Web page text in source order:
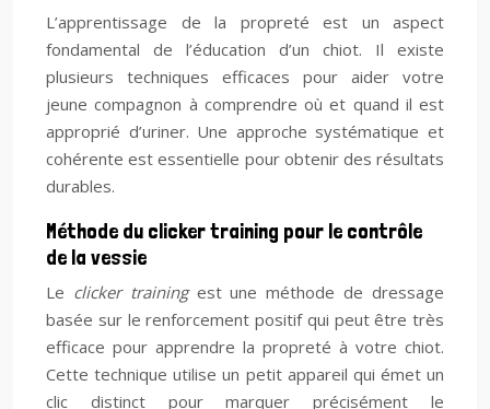
L’apprentissage de la propreté est un aspect
fondamental de l’éducation d’un chiot. Il existe
plusieurs techniques efficaces pour aider votre
jeune compagnon à comprendre où et quand il est
approprié d’uriner. Une approche systématique et
cohérente est essentielle pour obtenir des résultats
durables.
Méthode du clicker training pour le contrôle
de la vessie
Le clicker trainingest une méthode de dressage
basée sur le renforcement positif qui peut être très
efficace pour apprendre la propreté à votre chiot.
Cette technique utilise un petit appareil qui émet un
clic distinct pour marquer précisément le